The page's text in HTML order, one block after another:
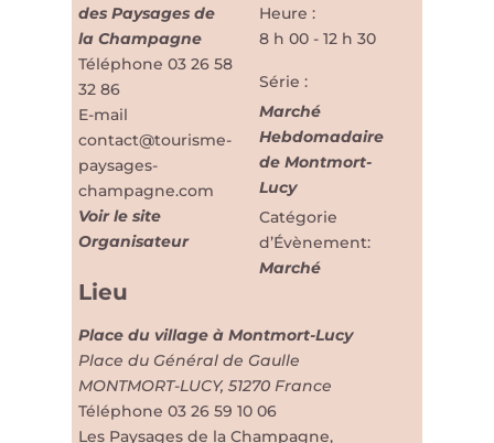
Heure :
8 h 00 - 12 h 30
Série :
Marché
Hebdomadaire
de Montmort-
Lucy
Catégorie
d’Évènement:
Marché
Lieu
Place du village à Montmort-Lucy
Place du Général de Gaulle
MONTMORT-LUCY, 51270 France
Téléphone 03 26 59 10 06
Les Paysages de la Champagne,
des Paysages de
la Champagne
Téléphone03 26 58
32 86
E-mail
contact@tourisme-
paysages-
champagne.com
Voir le site
Organisateur